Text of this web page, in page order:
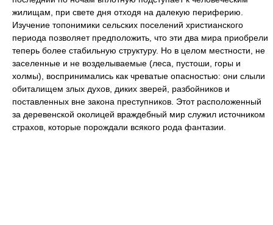
жилищам, при свете дня отходя на далекую периферию.
Изучение топонимики сельских поселений христианского
периода позволяет предположить, что эти два мира приобрели
теперь более стабильную структуру. Но в целом местности, не
заселенные и не возделываемые (леса, пустоши, горы и
холмы), воспринимались как чреватые опасностью: они слыли
обиталищем злых духов, диких зверей, разбойников и
поставленных вне закона преступников. Этот расположенный
за деревенской околицей враждебный мир служил источником
страхов, которые порождали всякого рода фантазии.